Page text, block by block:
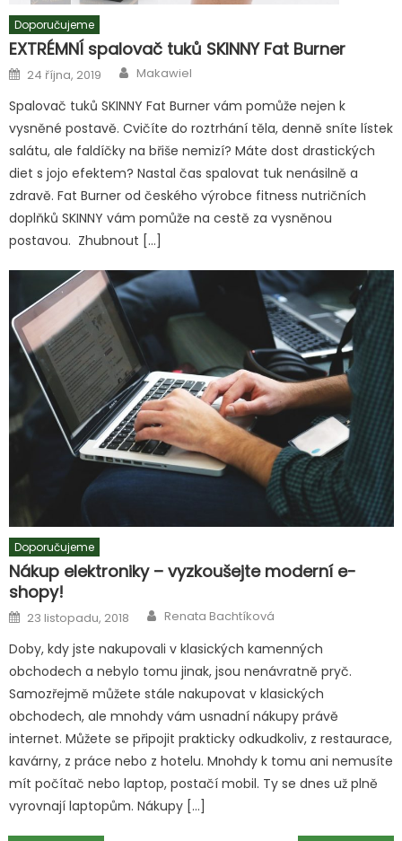
Doporučujeme
EXTRÉMNÍ spalovač tuků SKINNY Fat Burner
Posted
on
24 října, 2019 Author
Makawiel
Spalovač tuků SKINNY Fat Burner vám pomůže nejen k
vysněné postavě. Cvičíte do roztrhání těla, denně sníte lístek
salátu, ale faldíčky na břiše nemizí? Máte dost drastických
diet s jojo efektem? Nastal čas spalovat tuk nenásilně a
zdravě. Fat Burner od českého výrobce fitness nutričních
doplňků SKINNY vám pomůže na cestě za vysněnou
postavou. Zhubnout […]
Doporučujeme
Nákup elektroniky – vyzkoušejte moderní e-
shopy!
Posted
on
23 listopadu, 2018 Author
Renata Bachtíková
Doby, kdy jste nakupovali v klasických kamenných
obchodech a nebylo tomu jinak, jsou nenávratně pryč.
Samozřejmě můžete stále nakupovat v klasických
obchodech, ale mnohdy vám usnadní nákupy právě
internet. Můžete se připojit prakticky odkudkoliv, z restaurace,
kavárny, z práce nebo z hotelu. Mnohdy k tomu ani nemusíte
mít počítač nebo laptop, postačí mobil. Ty se dnes už plně
vyrovnají laptopům. Nákupy […]